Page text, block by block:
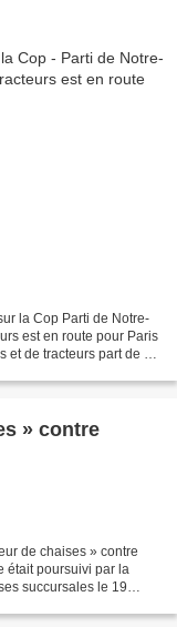
la Cop Parti de Notre-
est en route pour Paris
et de tracteurs part de la
» contre
de chaises » contre
était poursuivi par la
succursales le 19